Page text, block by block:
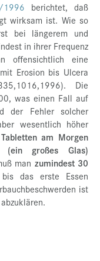
1996 berichtet, daß
wirksam ist. Wie so
bei längerem und
in ihrer Frequenz
offensichtlich eine
Erosion bis Ulcera
Die
was einen Fall auf
der Fehler solcher
wesentlich höher
Tabletten am Morgen
großes Glas)
man zumindest 30
das erste Essen
ist